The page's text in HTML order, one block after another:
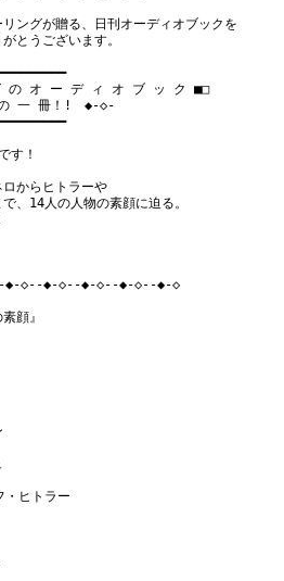
ングが贈る、日刊オーディオブックを
とうございます。
オ ー デ ィ オ ブ ッ ク ■□
！!　◆-◇-
す！
からヒトラーや
、14人の人物の素顔に迫る。
◇--◆-◇--◆-◇--◆-◇--◆-◇
顔』
・ヒトラー